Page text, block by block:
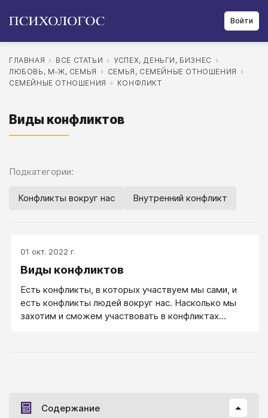
Войти
ГЛАВНАЯ ВСЕ СТАТЬИ
УСПЕХ, ДЕНЬГИ, БИЗНЕС
ЛЮБОВЬ, М-Ж, СЕМЬЯ
СЕМЬЯ, СЕМЕЙНЫЕ ОТНОШЕНИЯ
СЕМЕЙНЫЕ ОТНОШЕНИЯ
КОНФЛИКТ
Виды конфликтов
Подкатегории:
Конфликты вокруг нас Внутренний конфликт
01 окт. 2022 г.
Виды конфликтов
Есть конфликты, в которых участвуем мы сами, и
есть конфликты людей вокруг нас. Насколько мы
захотим и сможем участвовать в конфликтах
Содержание